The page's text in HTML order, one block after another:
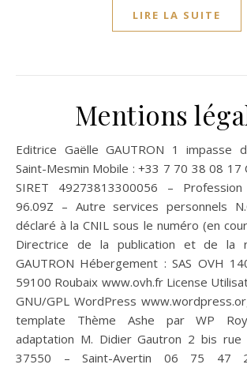
LIRE LA SUITE
Mentions
Editrice Gaëlle GAUTRON 1 impasse de Linard 24270
Saint-Mesmin Mobile : +33 7 70 38 08 17
SIRET 49273813300056 –
96.09Z – Autre services personnels
déclaré à la CNIL sous le numéro (en
Directrice de la publication et de la
GAUTRON Hébergement : SAS OVH
59100 Roubaix www.ovh.fr License
GNU/GPL WordPress
template Thème Ashe par WP
adaptation M. Didier Gautron 2 bis rue
37550 – Saint-Avertin 06 75 47